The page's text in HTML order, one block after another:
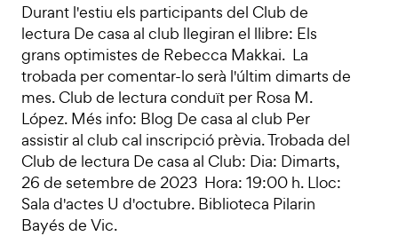
Durant l'estiu els participants del Club de
lectura De casa al club llegiran el llibre: Els
grans optimistes de Rebecca Makkai. La
trobada per comentar-lo serà l'últim dimarts de
mes. Club de lectura conduït per Rosa M.
López. Més info: Blog De casa al club Per
assistir al club cal inscripció prèvia. Trobada del
Club de lectura De casa al Club: Dia: Dimarts,
26 de setembre de 2023 Hora: 19:00 h. Lloc:
Sala d'actes U d'octubre. Biblioteca Pilarin
Bayés de Vic.